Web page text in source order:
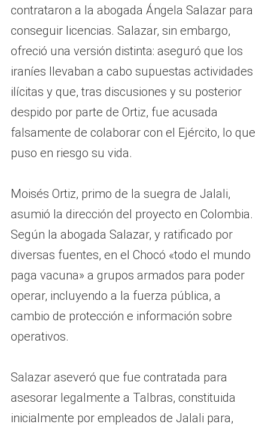
contrataron a la abogada Ángela Salazar para
conseguir licencias. Salazar, sin embargo,
ofreció una versión distinta: aseguró que los
iraníes llevaban a cabo supuestas actividades
ilícitas y que, tras discusiones y su posterior
despido por parte de Ortiz, fue acusada
falsamente de colaborar con el Ejército, lo que
puso en riesgo su vida.
Moisés Ortiz, primo de la suegra de Jalali,
asumió la dirección del proyecto en Colombia.
Según la abogada Salazar, y ratificado por
diversas fuentes, en el Chocó «todo el mundo
paga vacuna» a grupos armados para poder
operar, incluyendo a la fuerza pública, a
cambio de protección e información sobre
operativos.
Salazar aseveró que fue contratada para
asesorar legalmente a Talbras, constituida
inicialmente por empleados de Jalali para,